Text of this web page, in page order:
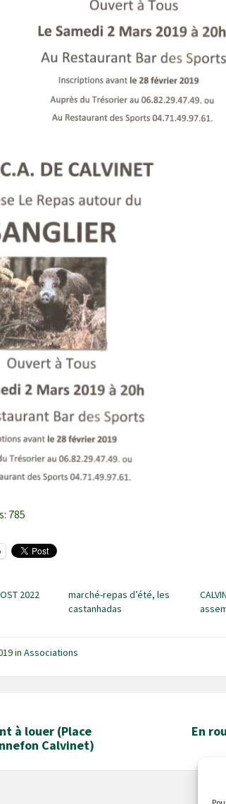
785
2022
marché-repas d’été, les
castanhadas
inAssociations
à louer (Place
Calvinet)
En